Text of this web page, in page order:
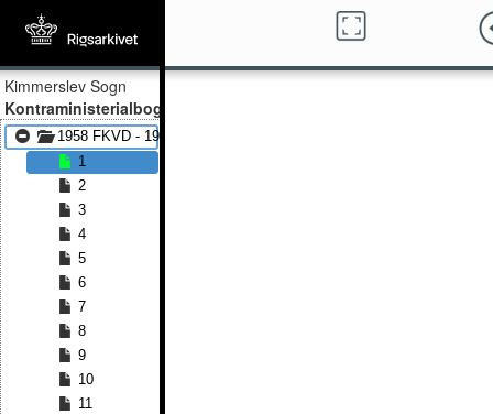
Kimmerslev Sogn
Kontraministerialbog
1958 FKVD - 1977 FKVD
1
2
3
4
5
6
7
8
9
10
11